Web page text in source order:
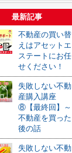
最新記事
不動産の買い替
えはアセットエ
ステートにお任
せください！
失敗しない不動
産購入講座
⑧【最終回】～
不動産を買った
後の話
失敗しない不動